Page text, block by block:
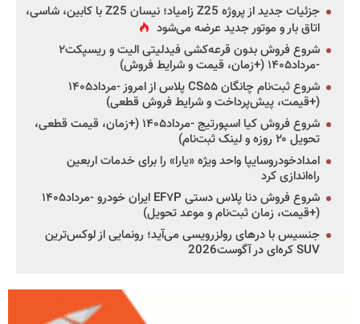
جزئیات جدید از پروژه Z25 زامیاد؛ نیسان Z25 با کابین، شاسی،
اتاق بار و موتور جدید عرضه می‌شود
شروع فروش بدون قرعه‌کشی فیدلیتی الیت و ریسپکت۲
-مرداد۱۴۰۵ (+زمان، قیمت و شرایط فروش)
شروع ثبت‌نام چانگان CS۵۵ پلاس از امروز -مرداد۱۴۰۵
(+قیمت، پیش‌پرداخت و شرایط فروش قطعی)
شروع فروش کیا اسپورتیج -مرداد۱۴۰۵ (+زمان، قیمت قطعی،
تحویل ۲۰ روزه و لینک ثبت‌نام)
امدادخودروسایپا واحد ویژه «یارا» را برای خدمات اربعین
راه‌اندازی کرد
شروع فروش دنا پلاس دستی EF۷P ایران خودرو -مرداد۱۴۰۵
(+قیمت، زمان ثبت‌نام و موعد تحویل)
جنسیس با درهای رولزرویسی می‌آید؛ رونمایی از لوکس‌ترین
SUV کره‌ای در آگوست2026